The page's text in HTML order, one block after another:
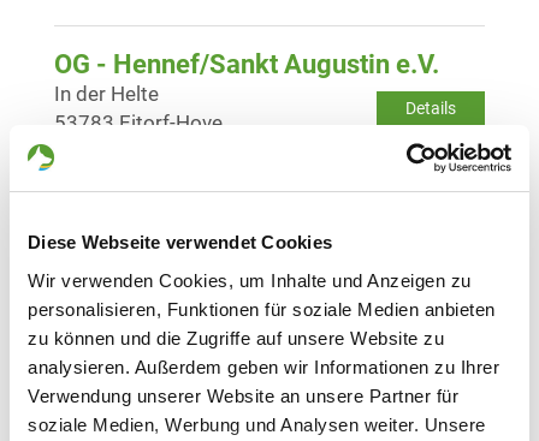
Diese Webseite verwendet Cookies
Wir verwenden Cookies, um Inhalte und Anzeigen zu
personalisieren, Funktionen für soziale Medien anbieten
zu können und die Zugriffe auf unsere Website zu
analysieren. Außerdem geben wir Informationen zu Ihrer
Verwendung unserer Website an unsere Partner für
soziale Medien, Werbung und Analysen weiter. Unsere
OG - Hennef/Sankt Augustin e.V.
Details
In der Helte
53783 Eitorf-Hove
OG - Morsbach
OG - Altenkirchen/Ww. e.V.
Details
Lerchenweg
57614 Fluterschen